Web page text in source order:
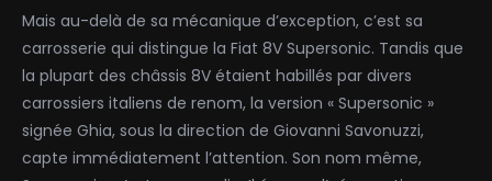
Mais au-delà de sa mécanique d’exception, c’est sa
carrosserie qui distingue la Fiat 8V Supersonic. Tandis que
la plupart des châssis 8V étaient habillés par divers
carrossiers italiens de renom, la version « Supersonic »
signée Ghia, sous la direction de Giovanni Savonuzzi,
capte immédiatement l’attention. Son nom même,